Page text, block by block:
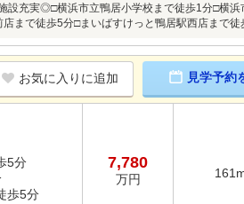
充実◎□横浜市立鴨居小学校まで徒歩1分□横浜
まで徒歩5分□まいばすけっと鴨居駅西店まで
お気に入りに追加 見学予約
5分
歩5分
7,780
万円